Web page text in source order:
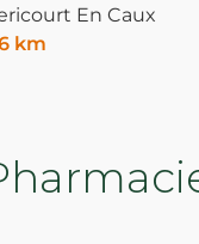
En Caux
km